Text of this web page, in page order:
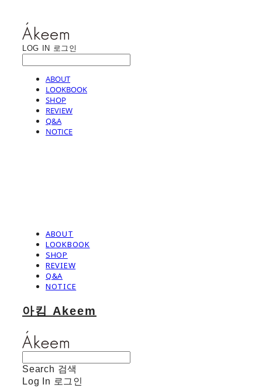
LOG IN 로그인
ABOUT
LOOKBOOK
SHOP
REVIEW
Q&A
NOTICE
ABOUT
LOOKBOOK
SHOP
REVIEW
Q&A
NOTICE
아킴 Akeem
Search 검색
Log In 로그인